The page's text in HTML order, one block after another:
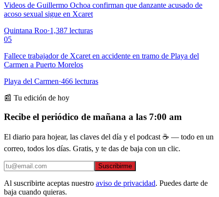
Videos de Guillermo Ochoa confirman que danzante acusado de
acoso sexual sigue en Xcaret
Quintana Roo·1,387 lecturas
05
Fallece trabajador de Xcaret en accidente en tramo de Playa del
Carmen a Puerto Morelos
Playa del Carmen·466 lecturas
📰 Tu edición de hoy
Recibe el periódico de mañana a las 7:00 am
El diario para hojear, las claves del día y el podcast ☕ — todo en un
correo, todos los días. Gratis, y te das de baja con un clic.
Suscribirme
Al suscribirte aceptas nuestro aviso de privacidad. Puedes darte de
baja cuando quieras.